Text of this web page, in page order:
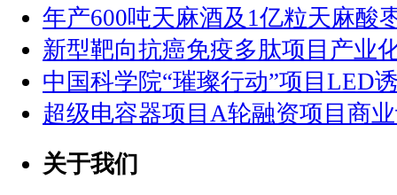
年产600吨天麻酒及1亿粒天麻酸
新型靶向抗癌免疫多肽项目产业
中国科学院“璀璨行动”项目LED
超级电容器项目A轮融资项目商
关于我们